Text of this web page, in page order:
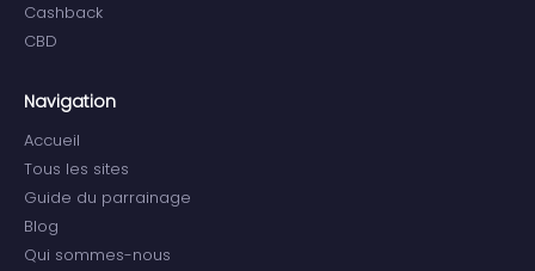
Cashback
CBD
Navigation
Accueil
Tous les sites
Guide du parrainage
Blog
Qui sommes-nous